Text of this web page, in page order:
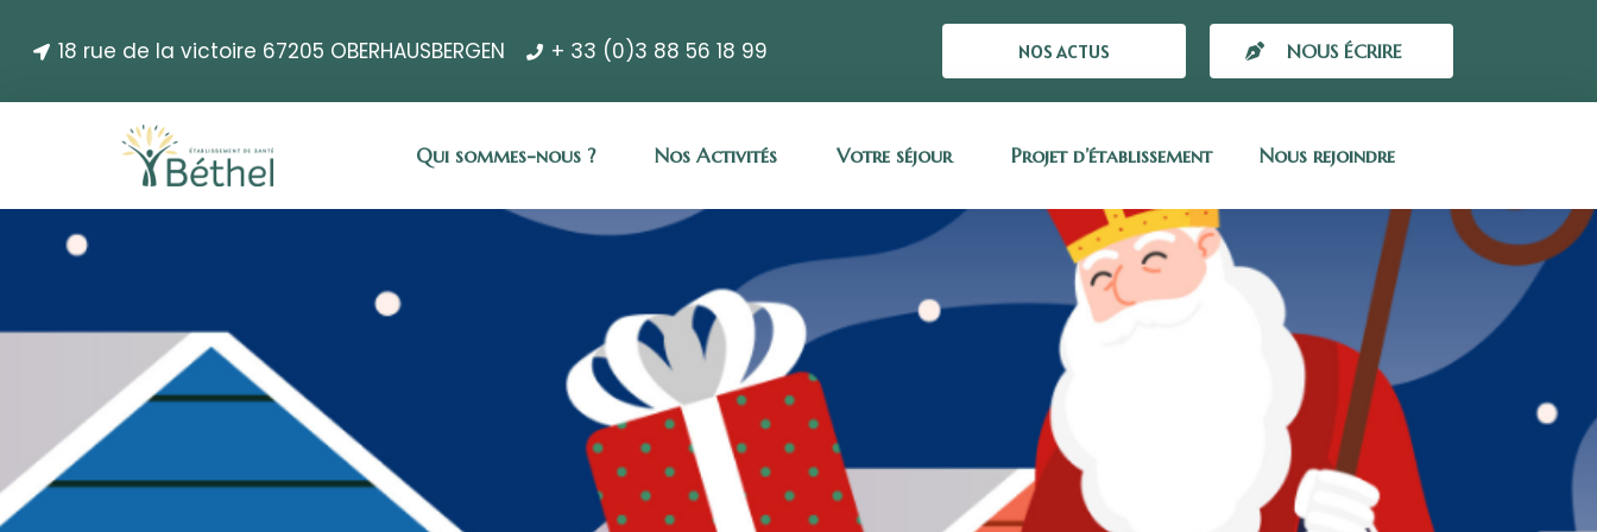
18 rue de la victoire 67205 OBERHAUSBERGEN + 33 (0)3 88 56 18 99 NOS ACTUS NOUS ÉCRIRE
Qui sommes-nous ? Nos Activités Votre séjour Projet d’établissement Nous rejoindre